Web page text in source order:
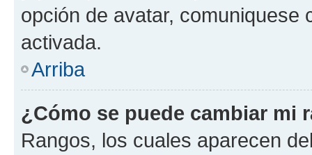
opción de avatar, comuniquese
activada.
Arriba
¿Cómo se puede cambiar mi
Rangos, los cuales aparecen